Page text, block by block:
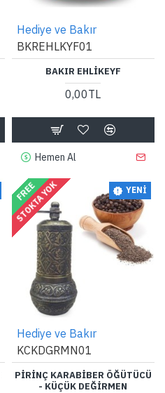
Hediye ve Bakır
BKREHLKYF01
BAKIR EHLIKEYF
0,00TL
Hemen Al
YENI
FREE
STOKTA YOK
Hediye ve Bakır
KCKDGRMN01
PIRINÇ KARABIBER ÖĞÜTÜCÜ
- KÜÇÜK DEĞIRMEN